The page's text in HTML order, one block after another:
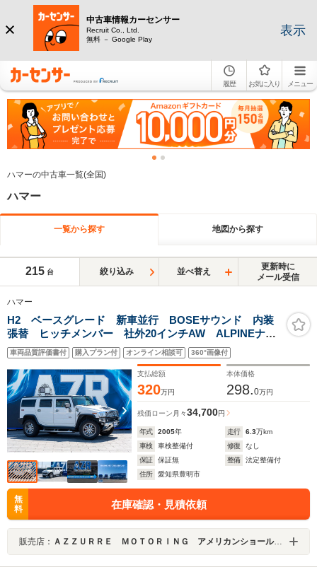
中古車情報カーセンサー
Recruit Co., Ltd.
無料 － Google Play
表示
履歴 お気に入り メニュー
ハマーの中古車一覧(全国)
ハマー
一覧から探す 地図から探す
215 台 絞り込み 並べ替え
更新時に
メール受信
ハマー
H2 ベースグレード 新車並行 BOSEサウンド 内装
張替 ヒッチメンバー 社外20インチAW ALPINEナ
ビ キーレス リアエンターテイメント 社外マフラ
ー 社外ヘッドライト
車両品質評価書付 購入プラン付 オンライン相談可 360°画像付
支払総額
320万円
本体価格
298.0万円
残価ローン 月々34,700円
年式 2005年 走行 6.3万km
車検
車検整備付 修復
なし
保証
保証無 整備
法定整備付
住所
愛知県豊明市
無
料
在庫確認・見積依頼
販売店： ＡＺＺＵＲＲＥ ＭＯＴＯＲＩＮＧ アメリカンショールーム